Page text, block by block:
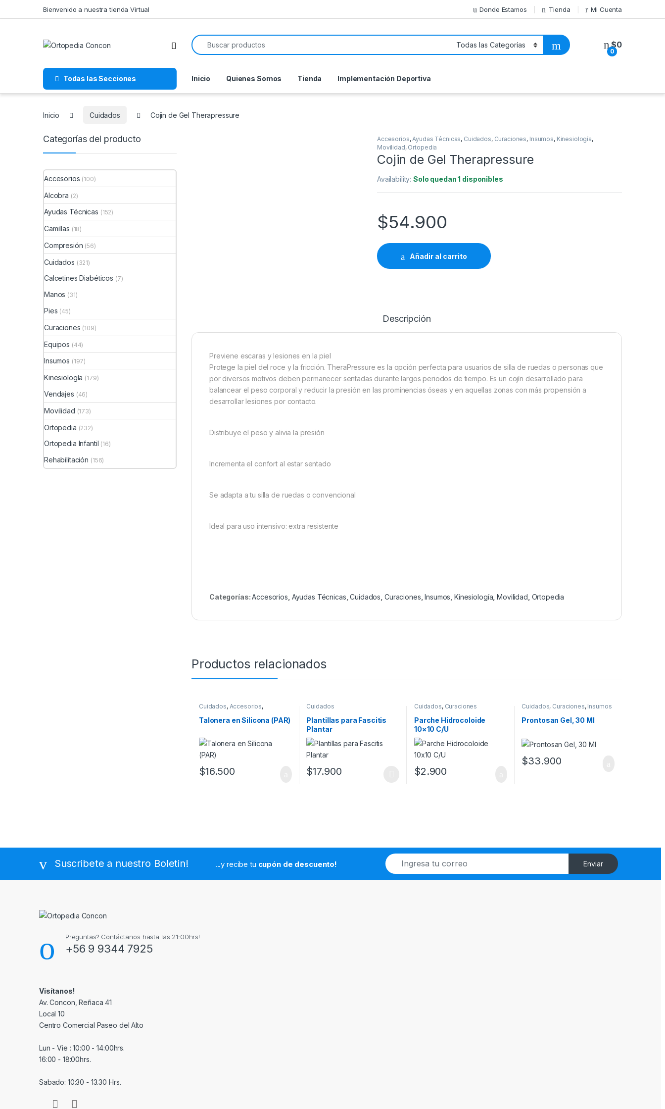
Bienvenido a nuestra tienda Virtual Donde Estamos Tienda Mi Cuenta
Search for:
0
$0
Todas las Secciones Inicio Quienes Somos Tienda Implementación Deportiva
Inicio Cuidados Cojin de Gel Therapressure
Accesorios,Ayudas Técnicas, Cuidados, Curaciones, Insumos, Kinesiología,
Movilidad, Ortopedia
Cojin de Gel Therapressure
Availability:Solo quedan 1 disponibles
$54.900
Añadir al carrito
Descripción
Previene escaras y lesiones en la piel
Protege la piel del roce y la fricción. TheraPressure es la opción perfecta para usuarios de silla de ruedas o personas que
por diversos motivos deben permanecer sentadas durante largos periodos de tiempo. Es un cojín desarrollado para
balancear el peso corporal y reducir la presión en las prominencias óseas y en aquellas zonas con más propensión a
desarrollar lesiones por contacto.
Distribuye el peso y alivia la presión
Incrementa el confort al estar sentado
Se adapta a tu silla de ruedas o convencional
Ideal para uso intensivo: extra resistente
Categorías:Accesorios Ayudas Técnicas ,Cuidados Curaciones ,Insumos ,Kinesiología ,Movilidad Ortopedia
Productos relacionados
Cuidados, Accesorios,
Talonera en Silicona (PAR)
$16.500
Cuidados
Plantillas para Fascitis
Plantar
$17.900
Cuidados, Curaciones
Parche Hidrocoloide
10×10 C/U
$2.900
Cuidados, Curaciones, Insumos
Prontosan Gel, 30 Ml
$33.900
Categorías del producto
Accesorios (100)
Alcobra (2)
Ayudas Técnicas (152)
Camillas (18)
Compresión (56)
Cuidados (321)
Calcetines Diabéticos (7)
Manos (31)
Pies (45)
Curaciones (109)
Equipos (44)
Insumos (197)
Kinesiología (179)
Vendajes (46)
Movilidad (173)
Ortopedia (232)
Ortopedia Infantil (16)
Rehabilitación (156)
Suscribete a nuestro Boletin! ...y recibe tu cupón de descuento!
E
m
a
Enviar
Preguntas? Contáctanos hasta las 21:00hrs!
+56 9 9344 7925
Visítanos!
Av. Concon, Reñaca 41
Local 10
Centro Comercial Paseo del Alto
Lun - Vie : 10:00 - 14:00hrs.
16:00 - 18:00hrs.
Sabado: 10:30 - 13.30 Hrs.